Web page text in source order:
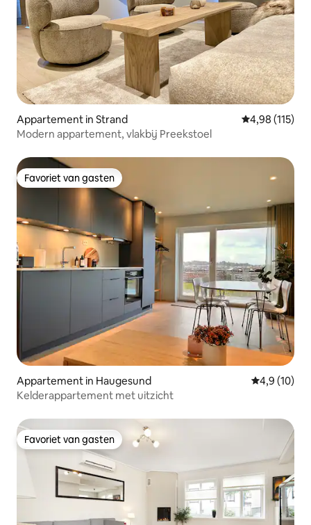
Appartement in Strand Gemiddelde
4,98 (115)
Modern appartement, vlakbij Preekstoel
Favoriet van gasten
Favoriet van gasten
Appartement in Haugesund
4,9 (10)
Kelderappartement met uitzicht
Favoriet van gasten
Favoriet van gasten